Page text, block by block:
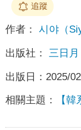
追蹤
作者： 시야（
出版社： 三日月
出版日： 2025/
相關主題： 【